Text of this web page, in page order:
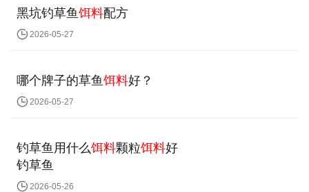
黑坑钓草鱼饵料配方
2026-05-27
哪个牌子的草鱼饵料好？
2026-05-27
钓草鱼用什么饵料颗粒饵料好
钓草鱼
2026-05-26